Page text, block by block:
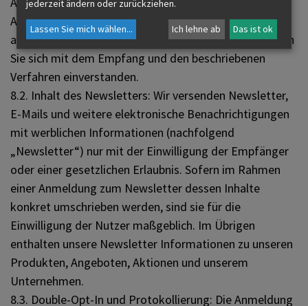
Auswertungsverfahren sowie Ihre Widerspruchsrechte
auf. Indem Sie unseren Newsletter abonnieren, erklären
Sie sich mit dem Empfang und den beschriebenen
Verfahren einverstanden.
8.2. Inhalt des Newsletters: Wir versenden Newsletter,
E-Mails und weitere elektronische Benachrichtigungen
mit werblichen Informationen (nachfolgend
„Newsletter“) nur mit der Einwilligung der Empfänger
oder einer gesetzlichen Erlaubnis. Sofern im Rahmen
einer Anmeldung zum Newsletter dessen Inhalte
konkret umschrieben werden, sind sie für die
Einwilligung der Nutzer maßgeblich. Im Übrigen
enthalten unsere Newsletter Informationen zu unseren
Produkten, Angeboten, Aktionen und unserem
Unternehmen.
8.3. Double-Opt-In und Protokollierung: Die Anmeldung
jederzeit ändern oder zurückziehen.
Lassen Sie mich wählen... Ich lehne ab Das ist ok